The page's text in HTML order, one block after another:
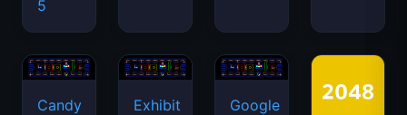
5
Candy
Exhibit
Google